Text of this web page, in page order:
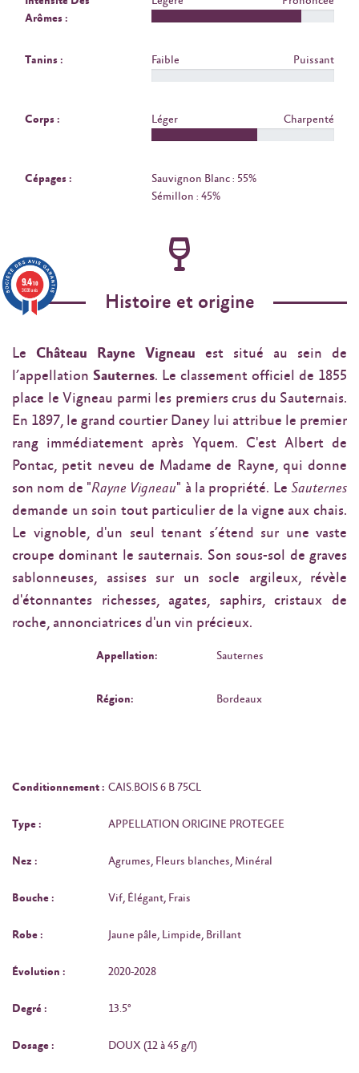
Arômes :
Tanins : Faible Puissant
Corps : Léger Charpenté
Cépages :
Sauvignon Blanc : 55%
Sémillon : 45%
Histoire et origine
Le Château Rayne Vigneau est situé au sein de
l’appellation Sauternes. Le classement officiel de 1855
place le Vigneau parmi les premiers crus du Sauternais.
En 1897, le grand courtier Daney lui attribue le premier
rang immédiatement après Yquem. C'est Albert de
Pontac, petit neveu de Madame de Rayne, qui donne
son nom de "Rayne Vigneau" à la propriété. LeSauternes
demande un soin tout particulier de la vigne aux chais.
Le vignoble, d'un seul tenant s’étend sur une vaste
croupe dominant le sauternais. Son sous-sol de graves
sablonneuses, assises sur un socle argileux, révèle
d'étonnantes richesses, agates, saphirs, cristaux de
roche, annonciatrices d'un vin précieux.
Appellation: Sauternes
Région: Bordeaux
Conditionnement : CAIS.BOIS 6 B 75CL
Type : APPELLATION ORIGINE PROTEGEE
Nez : Agrumes, Fleurs blanches, Minéral
Bouche : Vif, Élégant, Frais
Robe : Jaune pâle, Limpide, Brillant
Évolution : 2020-2028
Degré : 13.5°
Dosage : DOUX (12 à 45 g/l)
9.4/10
3638 avis